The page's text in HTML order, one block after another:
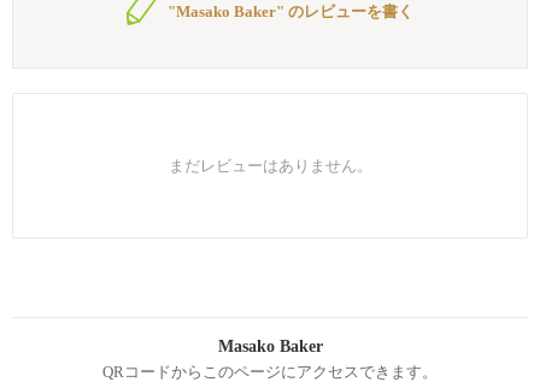
"Masako Baker" のレビューを書く
まだレビューはありません。
Masako Baker
QRコードからこのページにアクセスできます。